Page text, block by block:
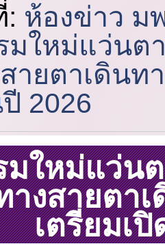
ห้องข่าว ม
มใหม่แว่นต
ายตาเดินท
2026
ใหม่แว่น
งสายตาเ
เตรียมเ